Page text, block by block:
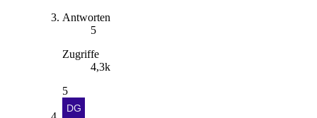
Antworten
5
Zugriffe
4,3k
5